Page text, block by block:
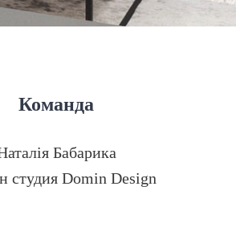
Команда
Бабарика
студия Domin Design